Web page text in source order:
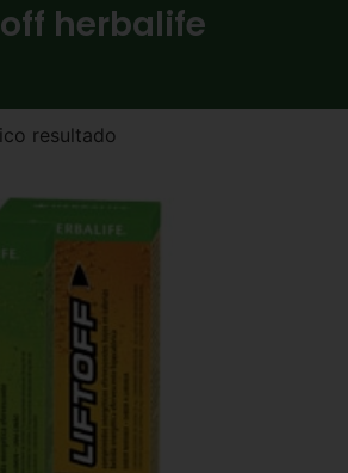
herbalife
resultado